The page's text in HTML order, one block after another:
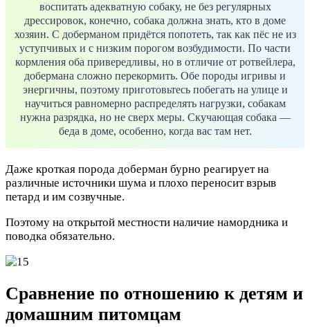
воспитать адекватную собаку, не без регулярных
дрессировок, конечно, собака должна знать, кто в доме
хозяин. С доберманом придётся попотеть, так как пёс не из
уступчивых и с низким порогом возбудимости. По части
кормления оба привередливы, но в отличие от ротвейлера,
добермана сложно перекормить. Обе породы игривы и
энергичны, поэтому приготовьтесь побегать на улице и
научиться равномерно распределять нагрузки, собакам
нужна разрядка, но не сверх меры. Скучающая собака —
беда в доме, особенно, когда вас там нет.
Даже кроткая порода доберман бурно реагирует на
различные источники шума и плохо переносит взрыв
петард и им созвучные.
Поэтому на открытой местности наличие намордника и
поводка обязательно.
Сравнение по отношению к детям и
домашним питомцам